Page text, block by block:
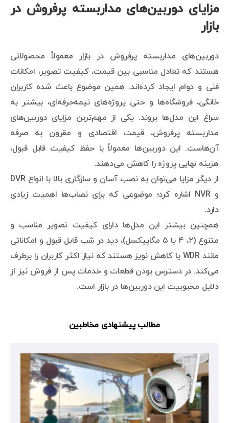
مزایای دوربین‌های مداربسته پرفروش در
بازار
دوربین‌های مداربسته پرفروش در بازار معمولاً محصولاتی
هستند که تعادل مناسبی بین قیمت، کیفیت تصویر، امکانات
فنی و دوام ایجاد کرده‌اند. همین موضوع باعث شده کاربران
خانگی، فروشگاه‌ها و حتی پروژه‌های نیمه‌حرفه‌ای، بیشتر به
سراغ این مدل‌ها بروند. یکی از مهم‌ترین مزایای دوربین‌های
مداربسته پرفروش، قیمت اقتصادی و مقرون به صرفه
آن‌هاست. این دوربین‌ها معمولاً با حفظ کیفیت قابل قبول،
هزینه نهایی پروژه را کاهش می‌دهند.
از دیگر مزایا می‌توان به نصب آسان و سازگاری بالا با انواع DVR
و NVR اشاره کرد؛ موضوعی که برای نصاب‌ها اهمیت زیادی
دارد.
همچنین بیشتر این مدل‌ها دارای کیفیت تصویر مناسب و
متنوع (۲، ۴ یا ۵ مگاپیکسل)، دید در شب قابل قبول و امکاناتی
مانند WDR یا کاهش نویز هستند که نیاز اکثر کاربران را برطرف
می‌کند. در دسترس بودن قطعات و خدمات پس از فروش نیز از
دلایل محبوبیت این دوربین‌ها در بازار است.
مطالب پیشنهادی مخاطبین